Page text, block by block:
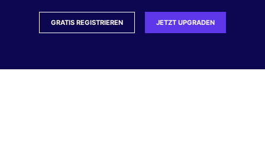
GRATIS REGISTRIEREN JETZT UPGRADEN